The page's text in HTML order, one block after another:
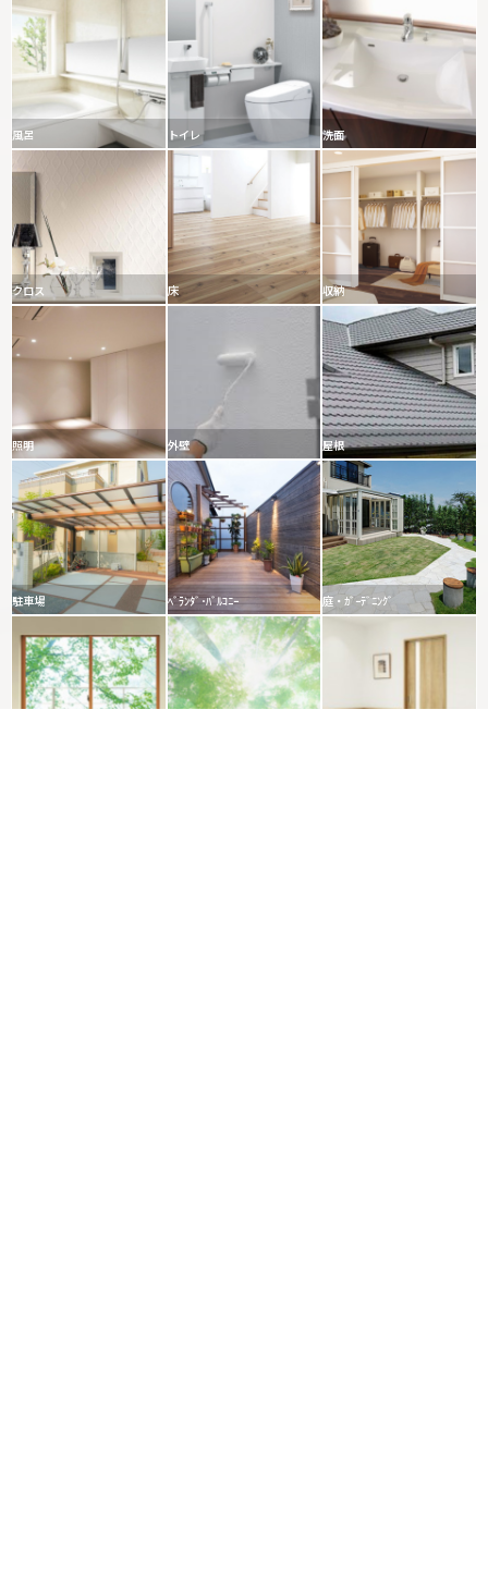
風呂 トイレ 洗面
クロス 床 収納
照明 外壁 屋根
駐車場 ﾍﾞﾗﾝﾀﾞ･ﾊﾞﾙｺﾆｰ 庭・ｶﾞｰﾃﾞﾆﾝｸﾞ